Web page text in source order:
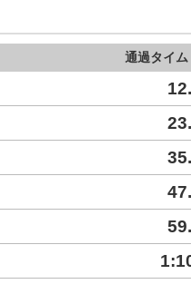
通過タイム